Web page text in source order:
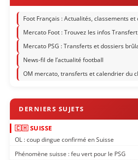
Foot Français : Actualités, classements
Mercato Foot : Trouvez les infos
Mercato PSG : Transferts et dossiers
News-fil de l’actualité football
OM mercato, transferts et calendrier du
🇨🇭 SUISSE
OL : coup dingue confirmé en Suisse
Phénomène suisse : feu vert pour le PSG